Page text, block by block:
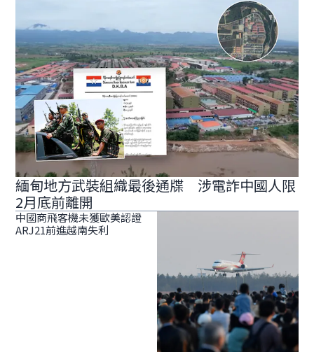
緬甸地方武裝組織最後通牒 涉電詐中國人限
2月底前離開
中國商飛客機未獲歐美認證
ARJ21前進越南失利